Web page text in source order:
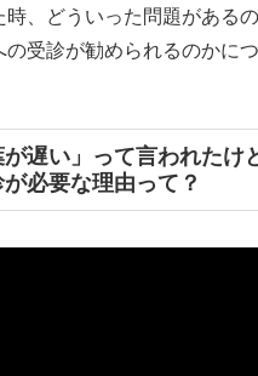
時、どういった問題がある
の受診が勧められるのかに
遅い」って言われたけ
必要な理由って？